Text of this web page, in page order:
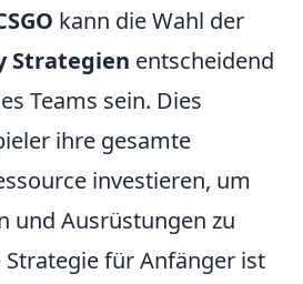
kann die Wahl der
Strategien entscheidend
Teams sein. Dies
ihre gesamte
investieren, um
und Ausrüstungen zu
Strategie für Anfänger ist